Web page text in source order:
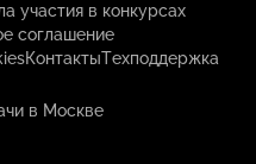
участия в конкурсах
соглашение
КонтактыТехподдержка
в Москве